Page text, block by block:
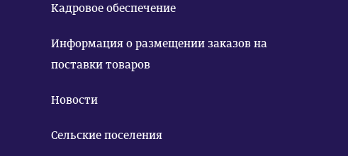
Кадровое обеспечение
Информация о размещении заказов на
поставки товаров
Новости
Сельские поселения